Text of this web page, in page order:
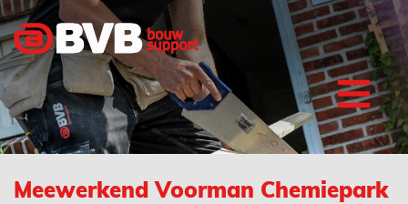
Meewerkend Voorman Chemiepark